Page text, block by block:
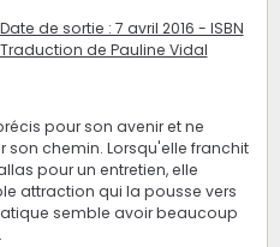
de sortie : 7 avril 2016 - ISBN
de Pauline Vidal
pour son avenir et ne
son chemin. Lorsqu'elle franchit
pour un entretien, elle
attraction qui la pousse vers
semble avoir beaucoup